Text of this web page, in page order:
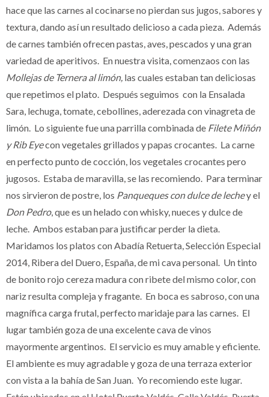
hace que las carnes al cocinarse no pierdan sus jugos, sabores y
textura, dando así un resultado delicioso a cada pieza. Además
de carnes también ofrecen pastas, aves, pescados y una gran
variedad de aperitivos. En nuestra visita, comenzaos con las
Mollejas de Ternera al limón, las cuales estaban tan deliciosas
que repetimos el plato. Después seguimos con la Ensalada
Sara, lechuga, tomate, cebollines, aderezada con vinagreta de
limón. Lo siguiente fue una parrilla combinada de Filete Miñón
y Rib Eyecon vegetales grillados y papas crocantes. La carne
en perfecto punto de cocción, los vegetales crocantes pero
jugosos. Estaba de maravilla, se las recomiendo. Para terminar
nos sirvieron de postre, los Panqueques con dulce de lechey el
Don Pedro, que es un helado con whisky, nueces y dulce de
leche. Ambos estaban para justificar perder la dieta.
Maridamos los platos con Abadía Retuerta, Selección Especial
2014, Ribera del Duero, España, de mi cava personal. Un tinto
de bonito rojo cereza madura con ribete del mismo color, con
nariz resulta compleja y fragante. En boca es sabroso, con una
magnífica carga frutal, perfecto maridaje para las carnes. El
lugar también goza de una excelente cava de vinos
mayormente argentinos. El servicio es muy amable y eficiente.
El ambiente es muy agradable y goza de una terraza exterior
con vista a la bahía de San Juan. Yo recomiendo este lugar.